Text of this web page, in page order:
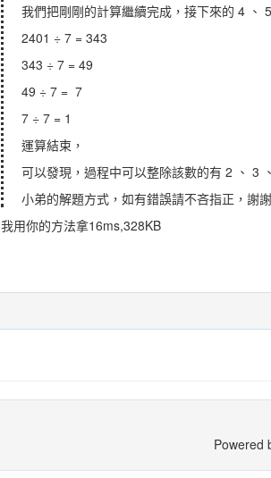
我們把剛剛的計算繼續完成，接下來的 4 、
2401 ÷ 7 = 343
343 ÷ 7 = 49
49 ÷ 7 = 7
7 ÷ 7 = 1
運算結束，
可以發現，過程中可以整除該數的有 2 、 3
小弟的解題方式，如有錯誤請不吝指正，謝
我用你的方法拿16ms,328KB
Powered